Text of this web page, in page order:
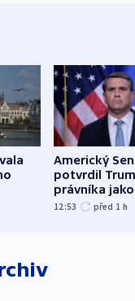
Americký
potvrdil
právníka jako
ministra
12:53 před 1 h